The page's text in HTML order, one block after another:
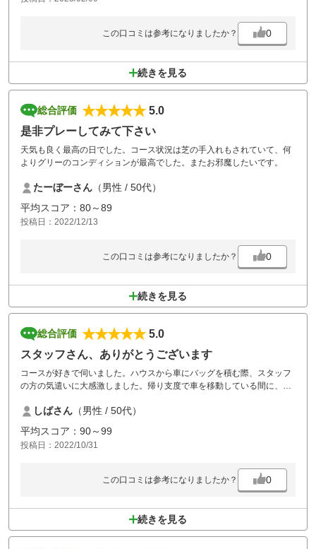
この口コミは参考になりましたか？ 0
続きを見る
総合評価
5.0
是非プレーしてみて下さい
天気も良く最高の日でした。コース状況は芝の手入れもされていて、何
よりグリーのコンディションが最高でした。またお邪魔したいです。
たーぼーさん （男性 / 50代）
平均スコア：80～89
投稿日：2022/12/13
この口コミは参考になりましたか？ 0
続きを見る
総合評価
5.0
スタッフさん、ありがとうございます
コースが好きで伺いました。ハウスから車にバッグを積む際、スタッフ
の方の気遣いに大感激しました。帰り支度で車を移動している間に、な
フの方に聞いたところ「バッグのお名前を拝見しご準備させて頂きまし
た」と言われました。最近ゴルフ場によっては、自分でクラブの掃除を
しろ、バッグの積み下ろしは各自でと、安価なゴルフ場で仕方がないか
もしれませんが、コロナ便乗で気分が良くないところが多い中、このよ
うに言って頂けると励みになります」と。コースメンテも大変よく、天
気にも恵まれ気分は良かったのですが、最後の最後に最高のもてなしを
しばさん （男性 / 50代）
平均スコア：90～99
投稿日：2022/10/31
この口コミは参考になりましたか？ 0
続きを見る